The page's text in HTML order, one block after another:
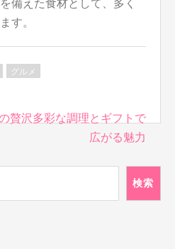
備えた食材として、多く
す。
グルメ
贅沢多彩な調理とギフトで
広がる魅力
検索